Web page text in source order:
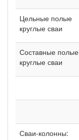
Цельные полые
круглые сваи
Составные полые
круглые сваи
Сваи-колонны: